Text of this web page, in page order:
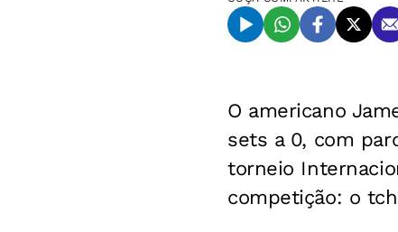
O americano
sets a 0, com
torneio
competição: o